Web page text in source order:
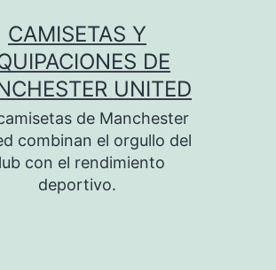
CAMISETAS Y
DE
UNITED
de Manchester
combinan el orgullo del
con el rendimiento
deportivo.